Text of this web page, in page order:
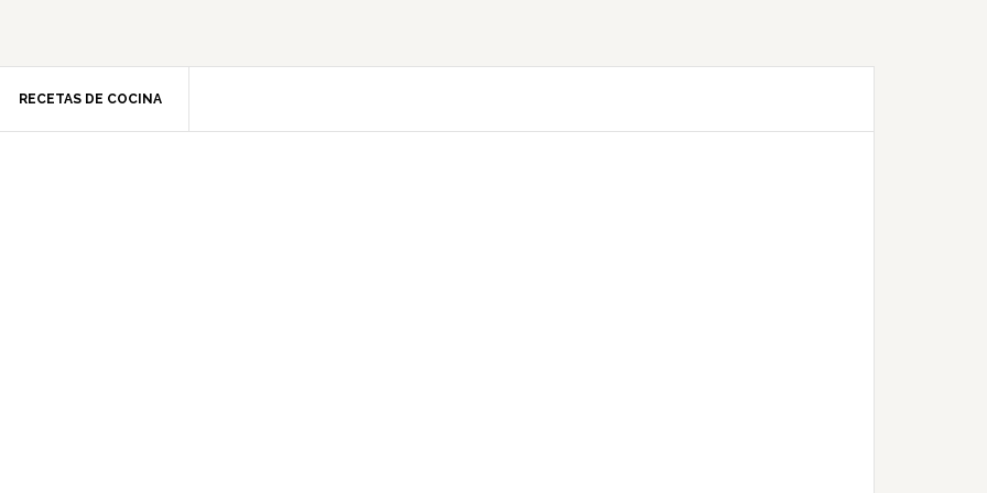
RECETAS DE COCINA